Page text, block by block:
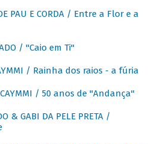
PAU E CORDA / Entre a Flor e a
/ "Caio em Ti"
/ Rainha dos raios - a fúria
CAYMMI / 50 anos de "Andança"
& GABI DA PELE PRETA /